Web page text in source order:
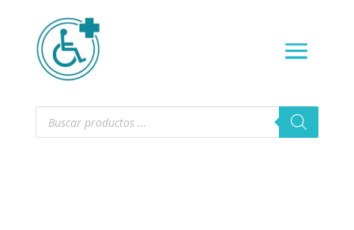
Búsqueda
productos